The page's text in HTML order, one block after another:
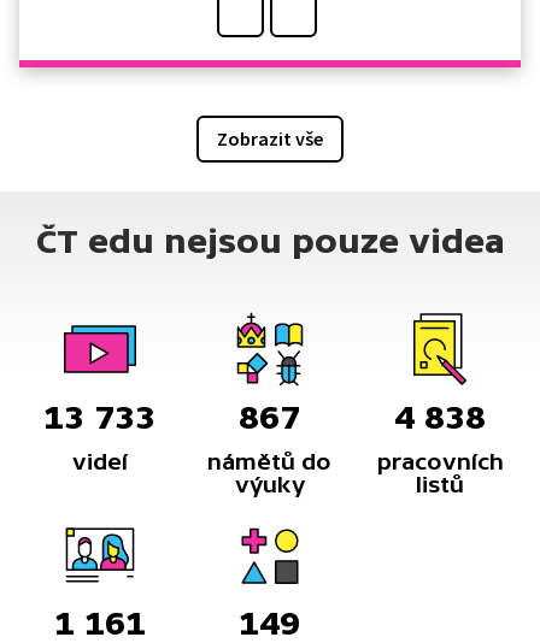
Zobrazit vše
ČT edu nejsou pouze videa
13 733
videí
867
námětů do
výuky
4 838
pracovních
listů
1 161 149